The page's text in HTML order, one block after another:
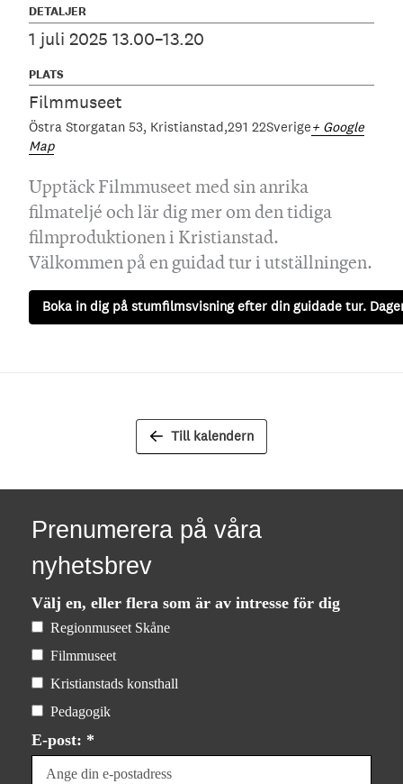
Upptäck Filmmuseet med sin anrika
filmateljé och lär dig mer om den tidiga
filmproduktionen i Kristianstad.
Välkommen på en guidad tur i utställningen.
Boka in dig på stumfilmsvisning efter din guidade tur.
DETALJER
1 juli 2025 13.00–13.20
PLATS
Filmmuseet
Östra Storgatan 53 Kristianstad 291 22Sverige+ Google
Map
Till kalendern
Prenumerera på våra
nyhetsbrev
Välj en, eller flera som är av intresse för dig
Regionmuseet Skåne
Filmmuseet
Kristianstads konsthall
Pedagogik
E-post: *